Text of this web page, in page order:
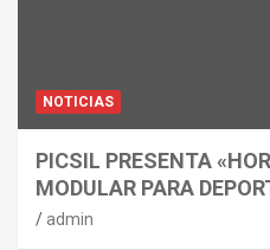
NOTICIAS
PICSIL PRESENTA
MODULAR PARA
admin